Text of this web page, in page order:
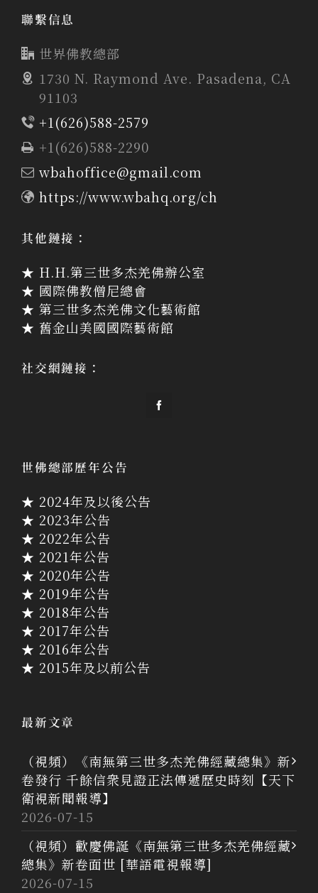
聯繫信息
世界佛教總部
1730 N. Raymond Ave. Pasadena, CA
91103
+1(626)588-2579
+1(626)588-2290
wbahoffice@gmail.com
https://www.wbahq.org/ch
其他鏈接：
★ H.H.第三世多杰羌佛辦公室
★ 國際佛教僧尼總會
★ 第三世多杰羌佛文化藝術館
★ 舊金山美國國際藝術館
社交網鏈接：
世佛總部歷年公告
★ 2024年及以後公告
★ 2023年公告
★ 2022年公告
★ 2021年公告
★ 2020年公告
★ 2019年公告
★ 2018年公告
★ 2017年公告
★ 2016年公告
★ 2015年及以前公告
最新文章
（視頻）《南無第三世多杰羌佛經藏總集》新
卷發行 千餘信衆見證正法傳遞歷史時刻【天下
衛視新聞報導】
2026-07-15
（視頻）歡慶佛誕《南無第三世多杰羌佛經藏
總集》新卷面世 [華語電視報導]
2026-07-15